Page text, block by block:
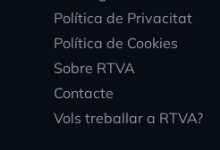
Política de Privacitat
Política de Cookies
Sobre RTVA
Contacte
Vols treballar a RTVA?